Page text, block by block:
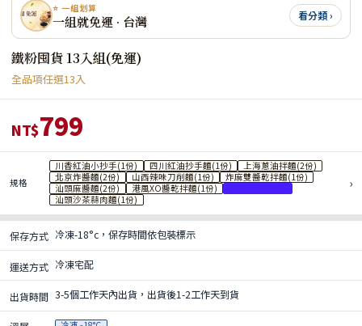
⭐ 一組划算
一組就免運 · 台灣 看分類 ›
鐵粉囤貨 13入組(免運)
全品項任選13入
NT$799
規格
川香紅油小抄手(1份) 四川紅油抄手麵(1份)
上海蔥油拌麵(2份)
北京炸醬麵(2份)
山西辣味刀削麵(1份)
炸麻雙醬乾拌麵(1份)
汕頭麻醬麵(2份)
港風XO醬乾拌麵(1份)
汕頭沙茶蒜肉麵(1份)
›
保存方式 冷凍-18°c，保存時間依包裝標示
運送方式 冷凍宅配
出貨時間 3-5個工作天內出貨，出貨後1-2工作天到貨